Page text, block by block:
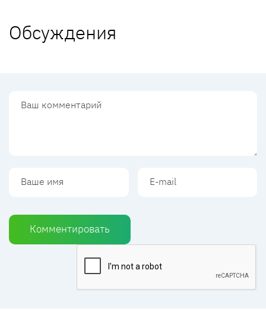
Обсуждения
Комментировать